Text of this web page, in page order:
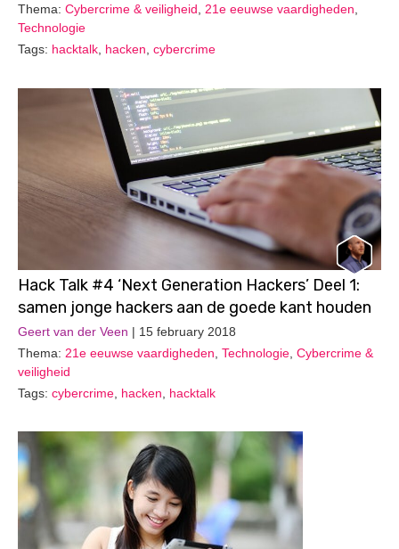
Thema: Cybercrime & veiligheid, 21e eeuwse vaardigheden,
Technologie
Tags: hacktalk, hacken, cybercrime
Hack Talk #4 ‘Next Generation Hackers’ Deel 1:
samen jonge hackers aan de goede kant houden
Geert van der Veen | 15 february 2018
Thema: 21e eeuwse vaardigheden Technologie Cybercrime &
veiligheid
Tags: cybercrime hacken hacktalk